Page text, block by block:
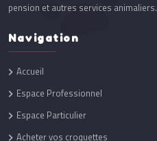
pension et autres services animaliers.
Navigation
Accueil
Espace Professionnel
Espace Particulier
Acheter vos croquettes